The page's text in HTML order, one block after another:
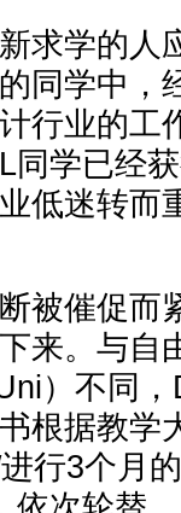
求学的人
同学中，
行业的工
同学已经
低迷转而
被催促而
来。与自
）不同
根据教学
行3个月